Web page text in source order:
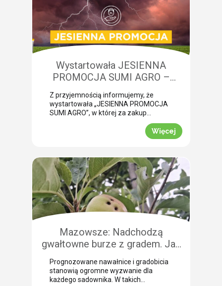
niedobory składników pokarmowych,
co opóźnia wykonanie właściwego
zabiegu. Nasza ekspertka Monika
Krzywak przeprowadziła lustrację w
powiecie gryfickim […]
Wystartowała JESIENNA
PROMOCJA SUMI AGRO –
zyskaj natychmiastowe rabaty!
Z przyjemnością informujemy, że
wystartowała „JESIENNA PROMOCJA
SUMI AGRO”, w której za zakup
uzyskać atrakcyjny rabat! Promocja
trwa od 1 lipca do 30 września 2026
prosty sposób obniżyć koszty
jesiennych zakupów. Wybierz swój
pakiet i odbierz rabat Mechanizm
promocji jest niezwykle prosty.
Wystarczy kupić jeden z […]
Więcej
Mazowsze: Nadchodzą
gwałtowne burze z gradem. Jak
skutecznie przeprowadzić
zabezpieczenie owoców po
gradobiciu?
Prognozowane nawałnice i gradobicia
stanowią ogromne wyzwanie dla
każdego sadownika. W takich